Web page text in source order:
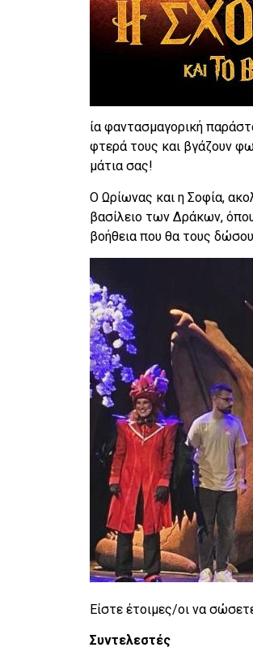
ία φαντασμαγορική
φτερά τους και βγάζουν
μάτια σας!
Ο Ωρίωνας και η Σοφία,
βασίλειο των Δράκων,
βοήθεια που θα τους
Είστε έτοιμες/οι να
Συντελεστές